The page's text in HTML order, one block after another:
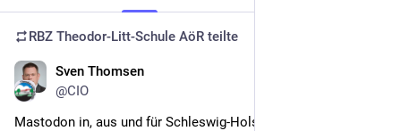
RBZ Theodor-Litt-Schule AöR teilte
Sven Thomsen
@CIO
Mastodon in, aus und für Schleswig-Holstein: